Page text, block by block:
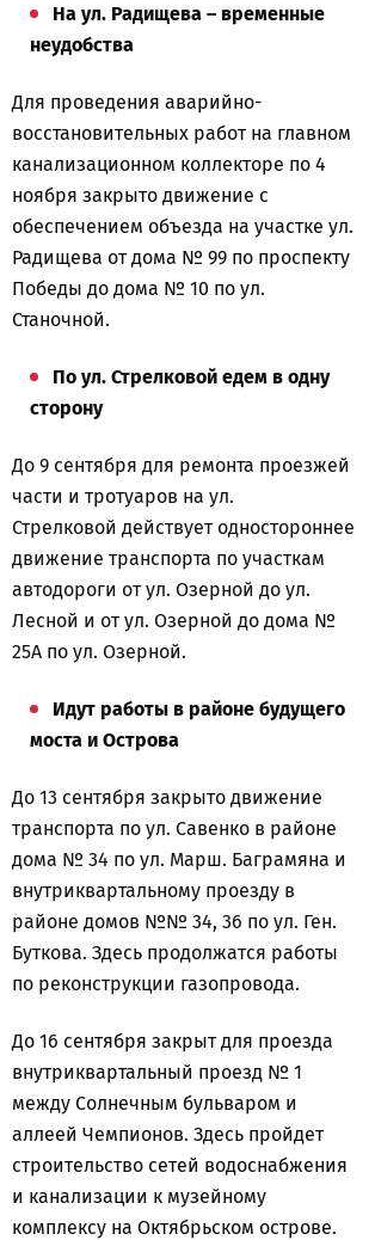
На ул. Радищева – временные
неудобства
Для проведения аварийно-
восстановительных работ на главном
канализационном коллекторе по 4
ноября закрыто движение с
обеспечением объезда на участке ул.
Радищева от дома № 99 по проспекту
Победы до дома № 10 по ул.
Станочной.
По ул. Стрелковой едем в одну
сторону
До 9 сентября для ремонта проезжей
части и тротуаров на ул.
Стрелковой действует одностороннее
движение транспорта по участкам
автодороги от ул. Озерной до ул.
Лесной и от ул. Озерной до дома №
25А по ул. Озерной.
Идут работы в районе будущего
моста и Острова
До 13 сентября закрыто движение
транспорта по ул. Савенко в районе
дома № 34 по ул. Марш. Баграмяна и
внутриквартальному проезду в
районе домов №№ 34, 36 по ул. Ген.
Буткова. Здесь продолжатся работы
по реконструкции газопровода.
До 16 сентября закрыт для проезда
внутриквартальный проезд № 1
между Солнечным бульваром и
аллеей Чемпионов. Здесь пройдет
строительство сетей водоснабжения
и канализации к музейному
комплексу на Октябрьском острове.